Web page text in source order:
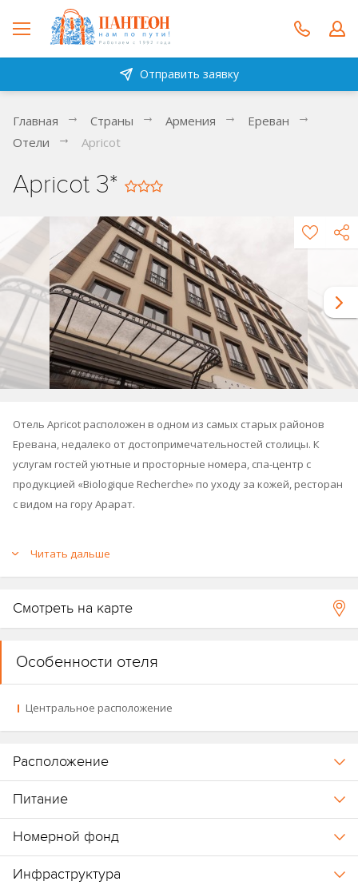
Отправить заявку
Главная Страны Армения
Ереван
Отели
Apricot
Apricot 3*
Отель Apricot расположен в одном из самых старых районов
Еревана, недалеко от достопримечательностей столицы. К
услугам гостей уютные и просторные номера, спа-центр с
продукцией «Biologique Recherche» по уходу за кожей, ресторан
с видом на гору Арарат.
Читать дальше
Смотреть на карте
Особенности отеля
Центральное расположение
Расположение
Питание
Номерной фонд
Инфраструктура